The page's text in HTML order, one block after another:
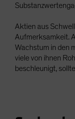
Aktien aus
Aufmerksamkeit.
Wachstum in den
viele von ihnen
beschleunigt,